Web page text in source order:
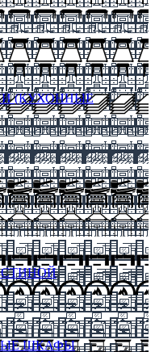
(КУХОННЫЕ
ШКАФЫ